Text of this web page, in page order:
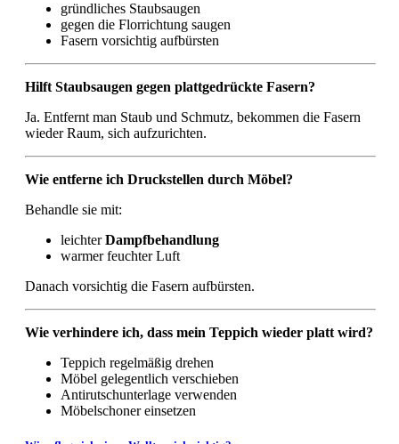
gründliches Staubsaugen
gegen die Florrichtung saugen
Fasern vorsichtig aufbürsten
Hilft Staubsaugen gegen plattgedrückte Fasern?
Ja. Entfernt man Staub und Schmutz, bekommen die Fasern
wieder Raum, sich aufzurichten.
Wie entferne ich Druckstellen durch Möbel?
Behandle sie mit:
leichterDampfbehandlung
warmer feuchter Luft
Danach vorsichtig die Fasern aufbürsten.
Wie verhindere ich, dass mein Teppich wieder platt wird?
Teppich regelmäßig drehen
Möbel gelegentlich verschieben
Antirutschunterlage verwenden
Möbelschoner einsetzen